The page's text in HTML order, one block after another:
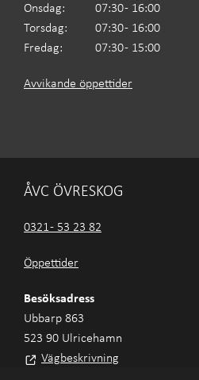
Onsdag:
07:30 - 16:00
Torsdag:
07:30 - 16:00
Fredag:
07:30 - 15:00
Avvikande öppettider
ÅVC ÖVRESKOG
0321 - 53 23 82
Öppettider
Besöksadress
Ubbarp 863
523 90 Ulricehamn
Vägbeskrivning